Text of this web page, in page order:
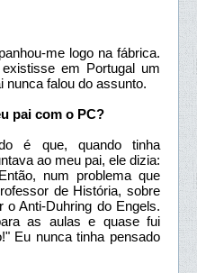
me logo na fábrica.
em Portugal um
nunca falou do assunto.
pai com o PC?
é que, quando tinha
ao meu pai, ele dizia:
num problema que
de História, sobre
Anti-Duhring do Engels.
as aulas e quase fui
Eu nunca tinha pensado